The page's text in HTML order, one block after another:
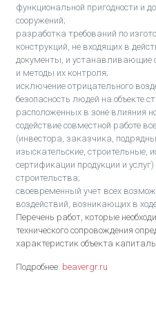
функциональной пригодности и
сооружений;
разработка требований по
конструкций, не входящих в
документы, и устанавливающие
и методы их контроля;
исключение отрицательного
безопасность людей на объекте
расположенных в зоне влияния
содействие совместной работе
(инвестора, заказчика,
изыскательские, строительные,
сертификации продукции и
строительства;
своевременный учет всех
воздействий, возникающих в
Перечень работ, которые
технического сопровождения
характеристик объекта
Подробнее: beavergr.ru